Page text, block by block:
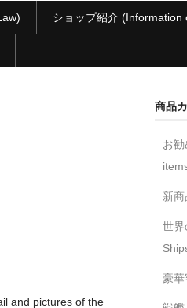
ショップ紹介 (Information
and pictures of the
商品
お
新
世界
豪